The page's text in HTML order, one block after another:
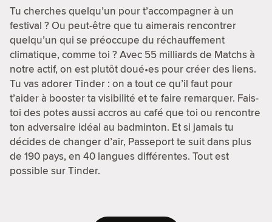
Tu cherches quelqu’un pour t’accompagner à un
festival ? Ou peut-être que tu aimerais rencontrer
quelqu’un qui se préoccupe du réchauffement
climatique, comme toi ? Avec 55 milliards de Matchs à
notre actif, on est plutôt doué•es pour créer des liens.
Tu vas adorer Tinder : on a tout ce qu’il faut pour
t’aider à booster ta visibilité et te faire remarquer. Fais-
toi des potes aussi accros au café que toi ou rencontre
ton adversaire idéal au badminton. Et si jamais tu
décides de changer d’air, Passeport te suit dans plus
de 190 pays, en 40 langues différentes. Tout est
possible sur Tinder.